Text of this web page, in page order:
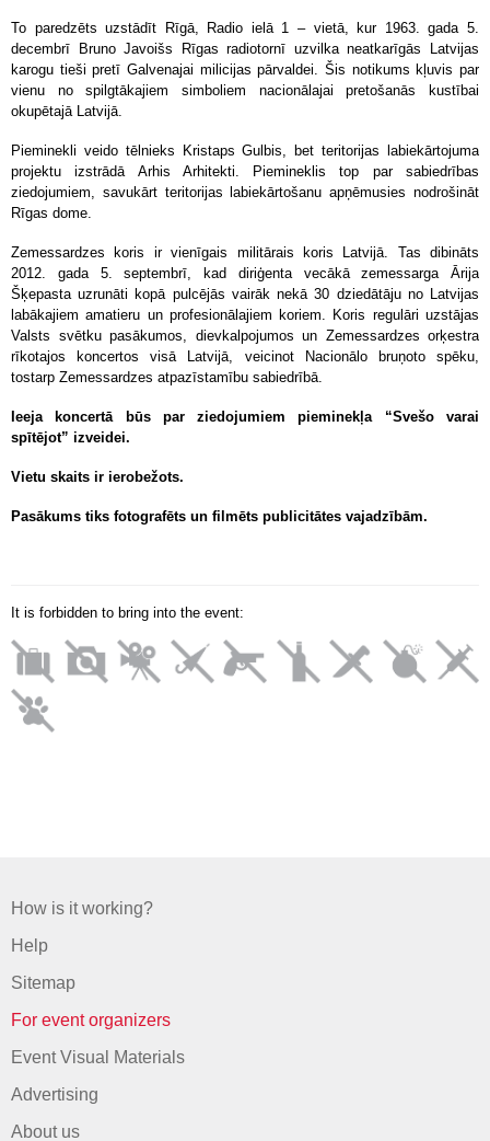
To paredzēts uzstādīt Rīgā, Radio ielā 1 – vietā, kur 1963. gada 5.
decembrī Bruno Javoišs Rīgas radiotornī uzvilka neatkarīgās Latvijas
karogu tieši pretī Galvenajai milicijas pārvaldei. Šis notikums kļuvis par
vienu no spilgtākajiem simboliem nacionālajai pretošanās kustībai
okupētajā Latvijā.
Pieminekli veido tēlnieks Kristaps Gulbis, bet teritorijas labiekārtojuma
projektu izstrādā Arhis Arhitekti. Piemineklis top par sabiedrības
ziedojumiem, savukārt teritorijas labiekārtošanu apņēmusies nodrošināt
Rīgas dome.
Zemessardzes koris ir vienīgais militārais koris Latvijā. Tas dibināts
2012. gada 5. septembrī, kad diriģenta vecākā zemessarga Ārija
Šķepasta uzrunāti kopā pulcējās vairāk nekā 30 dziedātāju no Latvijas
labākajiem amatieru un profesionālajiem koriem. Koris regulāri uzstājas
Valsts svētku pasākumos, dievkalpojumos un Zemessardzes orķestra
rīkotajos koncertos visā Latvijā, veicinot Nacionālo bruņoto spēku,
tostarp Zemessardzes atpazīstamību sabiedrībā.
Ieeja koncertā būs par ziedojumiem pieminekļa “Svešo varai
spītējot” izveidei.
Vietu skaits ir ierobežots.
Pasākums tiks fotografēts un filmēts publicitātes vajadzībām.
It is forbidden to bring into the event:
How is it working?
Help
Sitemap
For event organizers
Event Visual Materials
Advertising
About us